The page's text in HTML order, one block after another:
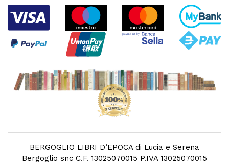
BERGOGLIO LIBRI D’EPOCA di Lucia e Serena
Bergoglio snc C.F. 13025070015 P.IVA 13025070015